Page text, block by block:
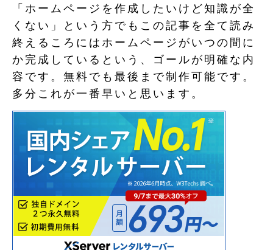
「ホームページを作成したいけど知識が全
くない」という方でもこの記事を全て読み
終えるころにはホームページがいつの間に
か完成しているという、ゴールが明確な内
容です。無料でも最後まで制作可能です。
多分これが一番早いと思います。